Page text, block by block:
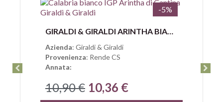
Anteprima
-5%
GIRALDI & GIRALDI ARINTHA BIANCO CALABRIA IGP
Azienda: Giraldi & Giraldi
Provenienza: Rende CS
Annata:
10,90 € 10,36 €